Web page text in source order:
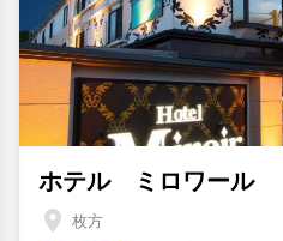
ホテル ミロワール
枚方